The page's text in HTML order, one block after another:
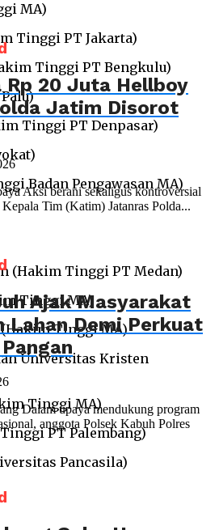
MA)
Tinggi PT Jakarta)
Tinggi PT Bengkulu)
Tinggi PT Denpasar)
Badan Pengawasan MA)
(Hakim Tinggi PT Medan)
Tinggi MA)
Tinggi MA)
Universitas Kristen
Tinggi MA)
PT Palembang)
Pancasila)
Rp 20 Juta Hellboy
Jatim Disorot
Aksi berani sekaligus kontroversial
Tim (Katim) Jatanras Polda...
Ajak Masyarakat
Lahan Demi Perkuat
Dalam upaya mendukung program
anggota Polsek Kabuh Polres